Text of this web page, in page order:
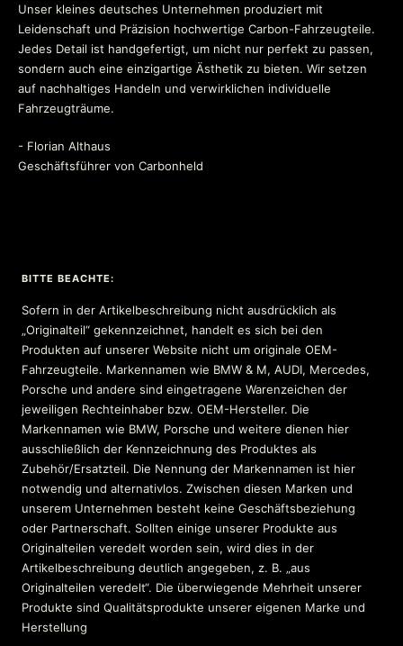
Unser kleines deutsches Unternehmen produziert mit
Leidenschaft und Präzision hochwertige Carbon-Fahrzeugteile.
Jedes Detail ist handgefertigt, um nicht nur perfekt zu passen,
sondern auch eine einzigartige Ästhetik zu bieten. Wir setzen
auf nachhaltiges Handeln und verwirklichen individuelle
Fahrzeugträume.
- Florian Althaus
Geschäftsführer von Carbonheld
BITTE BEACHTE:
Sofern in der Artikelbeschreibung nicht ausdrücklich als
„Originalteil“ gekennzeichnet, handelt es sich bei den
Produkten auf unserer Website nicht um originale OEM-
Fahrzeugteile. Markennamen wie BMW & M, AUDI, Mercedes,
Porsche und andere sind eingetragene Warenzeichen der
jeweiligen Rechteinhaber bzw. OEM-Hersteller. Die
Markennamen wie BMW, Porsche und weitere dienen hier
ausschließlich der Kennzeichnung des Produktes als
Zubehör/Ersatzteil. Die Nennung der Markennamen ist hier
notwendig und alternativlos. Zwischen diesen Marken und
unserem Unternehmen besteht keine Geschäftsbeziehung
oder Partnerschaft. Sollten einige unserer Produkte aus
Originalteilen veredelt worden sein, wird dies in der
Artikelbeschreibung deutlich angegeben, z. B. „aus
Originalteilen veredelt“. Die überwiegende Mehrheit unserer
Produkte sind Qualitätsprodukte unserer eigenen Marke und
Herstellung